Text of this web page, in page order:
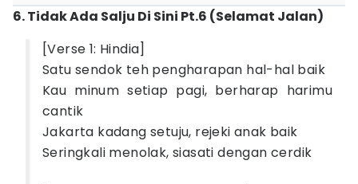
6. Tidak Ada Salju Di Sini Pt.6 (Selamat Jalan)
[Verse 1: Hindia]
Satu sendok teh pengharapan hal-hal baik
Kau minum setiap pagi, berharap harimu
cantik
Jakarta kadang setuju, rejeki anak baik
Seringkali menolak, siasati dengan cerdik